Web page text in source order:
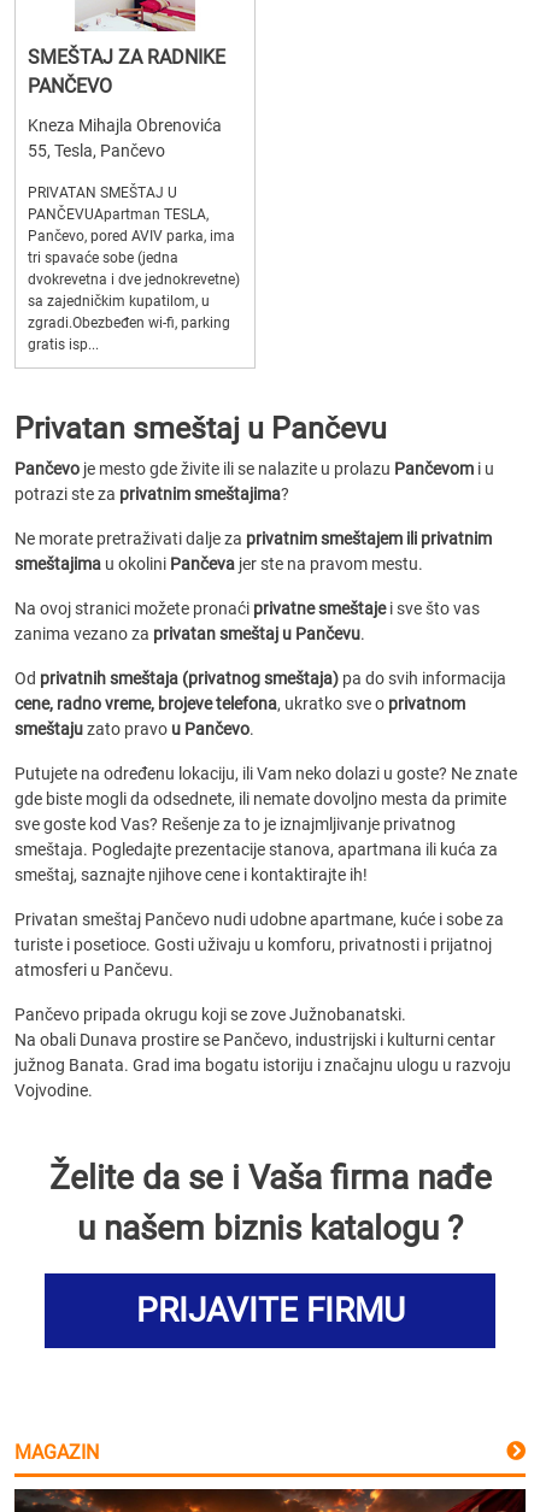
SMEŠTAJ ZA RADNIKE
PANČEVO
Kneza Mihajla Obrenovića
55, Tesla, Pančevo
PRIVATAN SMEŠTAJ U
PANČEVUApartman TESLA,
Pančevo, pored AVIV parka, ima
tri spavaće sobe (jedna
dvokrevetna i dve jednokrevetne)
sa zajedničkim kupatilom, u
zgradi.Obezbeđen wi-fi, parking
gratis isp...
Privatan smeštaj u Pančevu
Pančevo je mesto gde živite ili se nalazite u prolazu Pančevom i u
potrazi ste za privatnim smeštajima?
Ne morate pretraživati dalje za privatnim smeštajem ili privatnim
smeštajima u okolini Pančeva jer ste na pravom mestu.
Na ovoj stranici možete pronaći privatne smeštajei sve što vas
zanima vezano za privatan smeštaj u Pančevu.
Od privatnih smeštaja (privatnog smeštaja) pa do svih informacija
cene, radno vreme, brojeve telefona, ukratko sve o privatnom
smeštajuzato pravo u Pančevo.
Putujete na određenu lokaciju, ili Vam neko dolazi u goste? Ne znate
gde biste mogli da odsednete, ili nemate dovoljno mesta da primite
sve goste kod Vas? Rešenje za to je iznajmljivanje privatnog
smeštaja. Pogledajte prezentacije stanova, apartmana ili kuća za
smeštaj, saznajte njihove cene i kontaktirajte ih!
Privatan smeštaj Pančevo nudi udobne apartmane, kuće i sobe za
turiste i posetioce. Gosti uživaju u komforu, privatnosti i prijatnoj
atmosferi u Pančevu.
Pančevo pripada okrugu koji se zove Južnobanatski.
Na obali Dunava prostire se Pančevo, industrijski i kulturni centar
južnog Banata. Grad ima bogatu istoriju i značajnu ulogu u razvoju
Vojvodine.
Želite da se i Vaša firma nađe
u našem biznis katalogu ?
PRIJAVITE FIRMU
MAGAZIN